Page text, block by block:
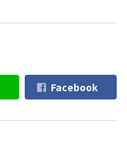
Facebook